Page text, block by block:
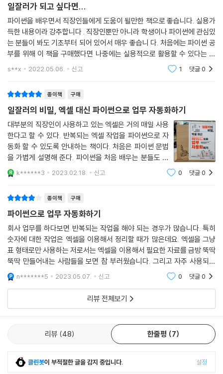
CHAPTER 05 업무에 자주 쓰는 실무 함수 구현하기
5.1 동적 배열 함수
___실습 데이터 불러오기
___원하는 데이터 필터링하기
ㄴ핵심 함수 | loc.isin( )
___[좀 더 알아보기] 여러 개의 조건을 조합하여 필터링하기
ㄴ핵심 함수 | sort_values( ), sort_index( )
ㄴ핵심 함수ㅣduplicated( ), drop_duplicated( )
5.2 찾기 및 참조 함수
___실습 데이터 불러오기
___인덱스로 값 확인하기
ㄴ핵심 함수ㅣmap( )
ㄴ핵심 함수ㅣset_index( )
5.3 논리 및 정보 함수
___실습 데이터 불러오기
___조건 함수 사용하기
ㄴ핵심 함수ㅣenumerate( )
ㄴ핵심 함수ㅣdatetime( ), datetime.now( )
___[좀 더 알아보기] 날짜 패키지 datetime
CHAPTER 06 그래프 함수로 시각화하기
6.1 matplotlib으로 그래프 그리기
___선 그래프
· 주피터 노트북 설치하고 주요 기능 다뤄보기
· 파이썬 기초 문법 익히기
· 엑셀 기본 함수를 파이썬으로 구현하기
· 업무에 자주 사용하는 엑셀 및 파이썬 실무 함수 구현하기
· 그래프 함수로 문서 시각화하기
· 엑셀, 파워포인트 문서를 파이썬으로 자동화하기
· 웹 페이지 정보 자동 크롤링하기
· 웹 브라우저 제어하기
이 책이 필요한 독자
· 엑셀 VBA를 사용하는데도 작업량이 많아 야근할 일이 자꾸 생긴다.
· 엑셀은 눈 감고도 할 수 있는데 파이썬으로 더 빨리, 더 많은 양을 처리하
고 싶다.
· 최신 데이터를 매번 찾아 다운받는 건 지겹고, 컴퓨터가 알아서 모아 주면
좋겠다.
· 똑같은 마우스 클릭은 손목만 아프고 지루하니, 컴퓨터가 알아서 제어해
주면 좋겠다.
업무 자동화, 이제 엑셀 말고 파이썬으로 하자!
· 파이썬 문법 공부는 이제 그만! 실습으로 내 업무에 날개를 달아 보자!
· 대용량 데이터 처리에 버벅대는 엑셀은 그만! 파이썬으로 10초 만에 해결
하자!
· 엑셀, 파워포인트 반복 작업이 지친다면! 프로그램에게 시키고 칼퇴하
· 마우스, 키보드 누르기도 귀찮다면! 시스템 제어로 편리하게 자동화 가
일잘러가 되고 싶다면...
파이썬을 배우면서 직장인들에게 도움이 될만한 책으로 좋습니다. 실용가
득한 내용이라 강추합니다 . 직장인뿐만 아니라 학생이나 파이썬에 관심있
는 분들이 봐도 기초부터 되어 있어서 매우 좋습니 다. 처음에는 파이썬 공
부를 위해 이 책을 구매했다면 나중에는 실용적으로 활용할 수 있다는 거
에 매우 도움이 될 것으로 생각합니다. 아직은 책을 보고 있는 중이라서....
s**x 2022.05.06. 신고 1 댓글0
종이책 구매
일잘러의 비밀, 엑셀 대신 파이썬으로 업무 자동화하기
대부분의 직장인이 사용하고 있는 엑셀은 거의 매일 사용
한다고 할 수 있다. 반복되는 엑셀 작업을 파이썬으로 자
동화 할 수 있도록 안내하는 책이다. 처음은 파이썬 문법
을 가볍게 설명해 준다. 파이썬을 처음 배우는 분들도 쉽
게 배울 수 있도록 친절하게 설명해 준다. 엑셀 함수도 활
용하고 그래프도 그리고 보고서도 만들고 엑셀에서 사용
k******3 2023.02.18. 신고 0 댓글0
종이책 구매
파이썬으로 업무 자동화하기
회사 업무를 하다보면 반복되는 작업을 해야 되는 경우가 많습니다. 특히
숫자에 대한 작업은 엑셀을 이용해서 정리할 때가 많은데요. 엑셀을 그냥
표 형태로만 사용하는 저로서는 엑셀을 이용해서 필요한 자료를 금방 뚝딱
뚝딱 만들어내는 사람들을 보면 참 부러웠습니다. 그리고 자주 사용되는
작업은 코드를 이용해서 매크로를 만들거나 어느 정도의 프로그래밍 작업
도 가능해서 업무
n*******5 2023.05.07. 신고 0 댓글0
리뷰 전체보기
리뷰 48 한줄평 7
클린봇이 부적절한 글을 감지 중입니다. 설정